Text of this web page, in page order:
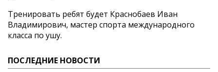
Тренировать ребят будет Краснобаев Иван
Владимирович, мастер спорта международного
класса по ушу.
ПОСЛЕДНИЕ НОВОСТИ